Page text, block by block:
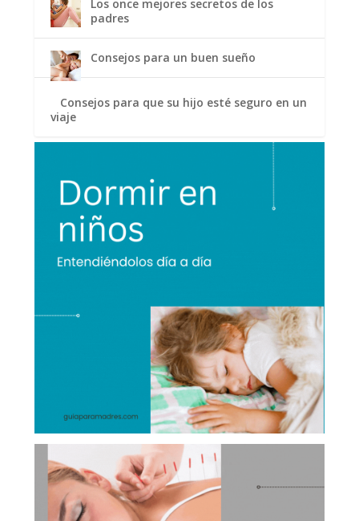
Los once mejores secretos de los
padres
Consejos para un buen sueño
Consejos para que su hijo esté seguro en un
viaje